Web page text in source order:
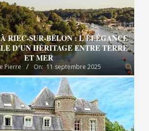
RIEC-SUR-BÉLON : L’ÉLÉGANCE
D’UN HÉRITAGE ENTRE TERRE
ET MER
Pierre On: 11 septembre 2025